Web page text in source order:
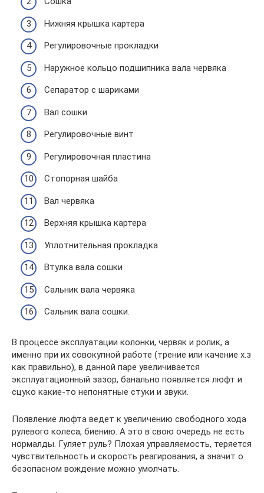
Нижняя крышка картера
Регулировочные прокладки
Наружное кольцо подшипника вала червяка
Сепаратор с шариками
Вал сошки
Регулировочные винт
Регулировочная пластина
Стопорная шайба
Вал червяка
Верхняя крышка картера
Уплотнительная прокладка
Втулка вала сошки
Сальник вала червяка
Сальник вала сошки.
В процессе эксплуатации колонки, червяк и ролик, а
именно при их совокупной работе (трение или качение х.з
как правильно), в данной паре увеличивается
эксплуатационный зазор, банально появляется люфт и
сцуко какие-то непонятные стуки и звуки.
Появление люфта ведет к увеличению свободного хода
рулевого колеса, биению. А это в свою очередь не есть
нормалды. Гуляет руль? Плохая управляемость, теряется
чувствительность и скорость реагирования, а значит о
безопасном вождение можно умолчать.